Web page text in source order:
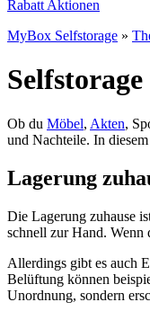
Rabatt Aktionen
MyBox Selfstorage »
Ob du Möbel, Akten,
und Nachteile. In
Lagerung
Die Lagerung zuhause
schnell zur Hand. Wenn
Allerdings gibt es auch
Belüftung können
Unordnung, sondern